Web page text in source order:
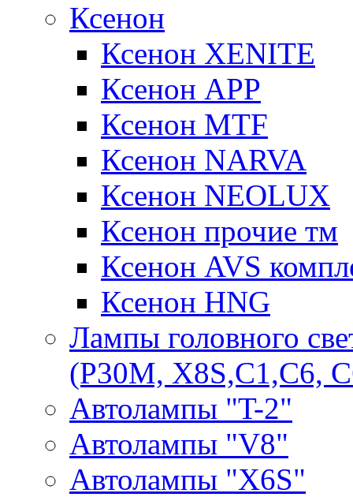
Ксенон
Ксенон XENITE
Ксенон APP
Ксенон MTF
Ксенон NARVA
Ксенон NEOLUX
Ксенон прочие тм
Ксенон AVS
Ксенон HNG
Лампы головного
(P30M, X8S,С1,С6,
Автолампы "T-2"
Автолампы "V8"
Автолампы "X6S"